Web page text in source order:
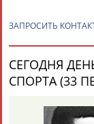
Рамазан
ЗАПРОСИТЬ
СЕГОДНЯ
СПОРТА (33